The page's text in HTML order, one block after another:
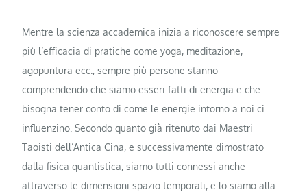
Mentre la scienza accademica inizia a riconoscere sempre
più l’efficacia di pratiche come yoga, meditazione,
agopuntura ecc., sempre più persone stanno
comprendendo che siamo esseri fatti di energia e che
bisogna tener conto di come le energie intorno a noi ci
influenzino. Secondo quanto già ritenuto dai Maestri
Taoisti dell’Antica Cina, e successivamente dimostrato
dalla fisica quantistica, siamo tutti connessi anche
attraverso le dimensioni spazio temporali, e lo siamo alla